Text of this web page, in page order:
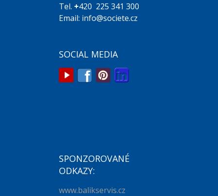
Tel. +420 225 341 300
Email: info@societe.cz
SOCIAL MEDIA
SPONZOROVANÉ
ODKAZY:
www.balikservis.cz